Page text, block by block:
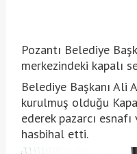
Pozantı Belediye
merkezindeki kapalı
Belediye Başkanı Ali
kurulmuş olduğu
ederek pazarcı
hasbihal etti.